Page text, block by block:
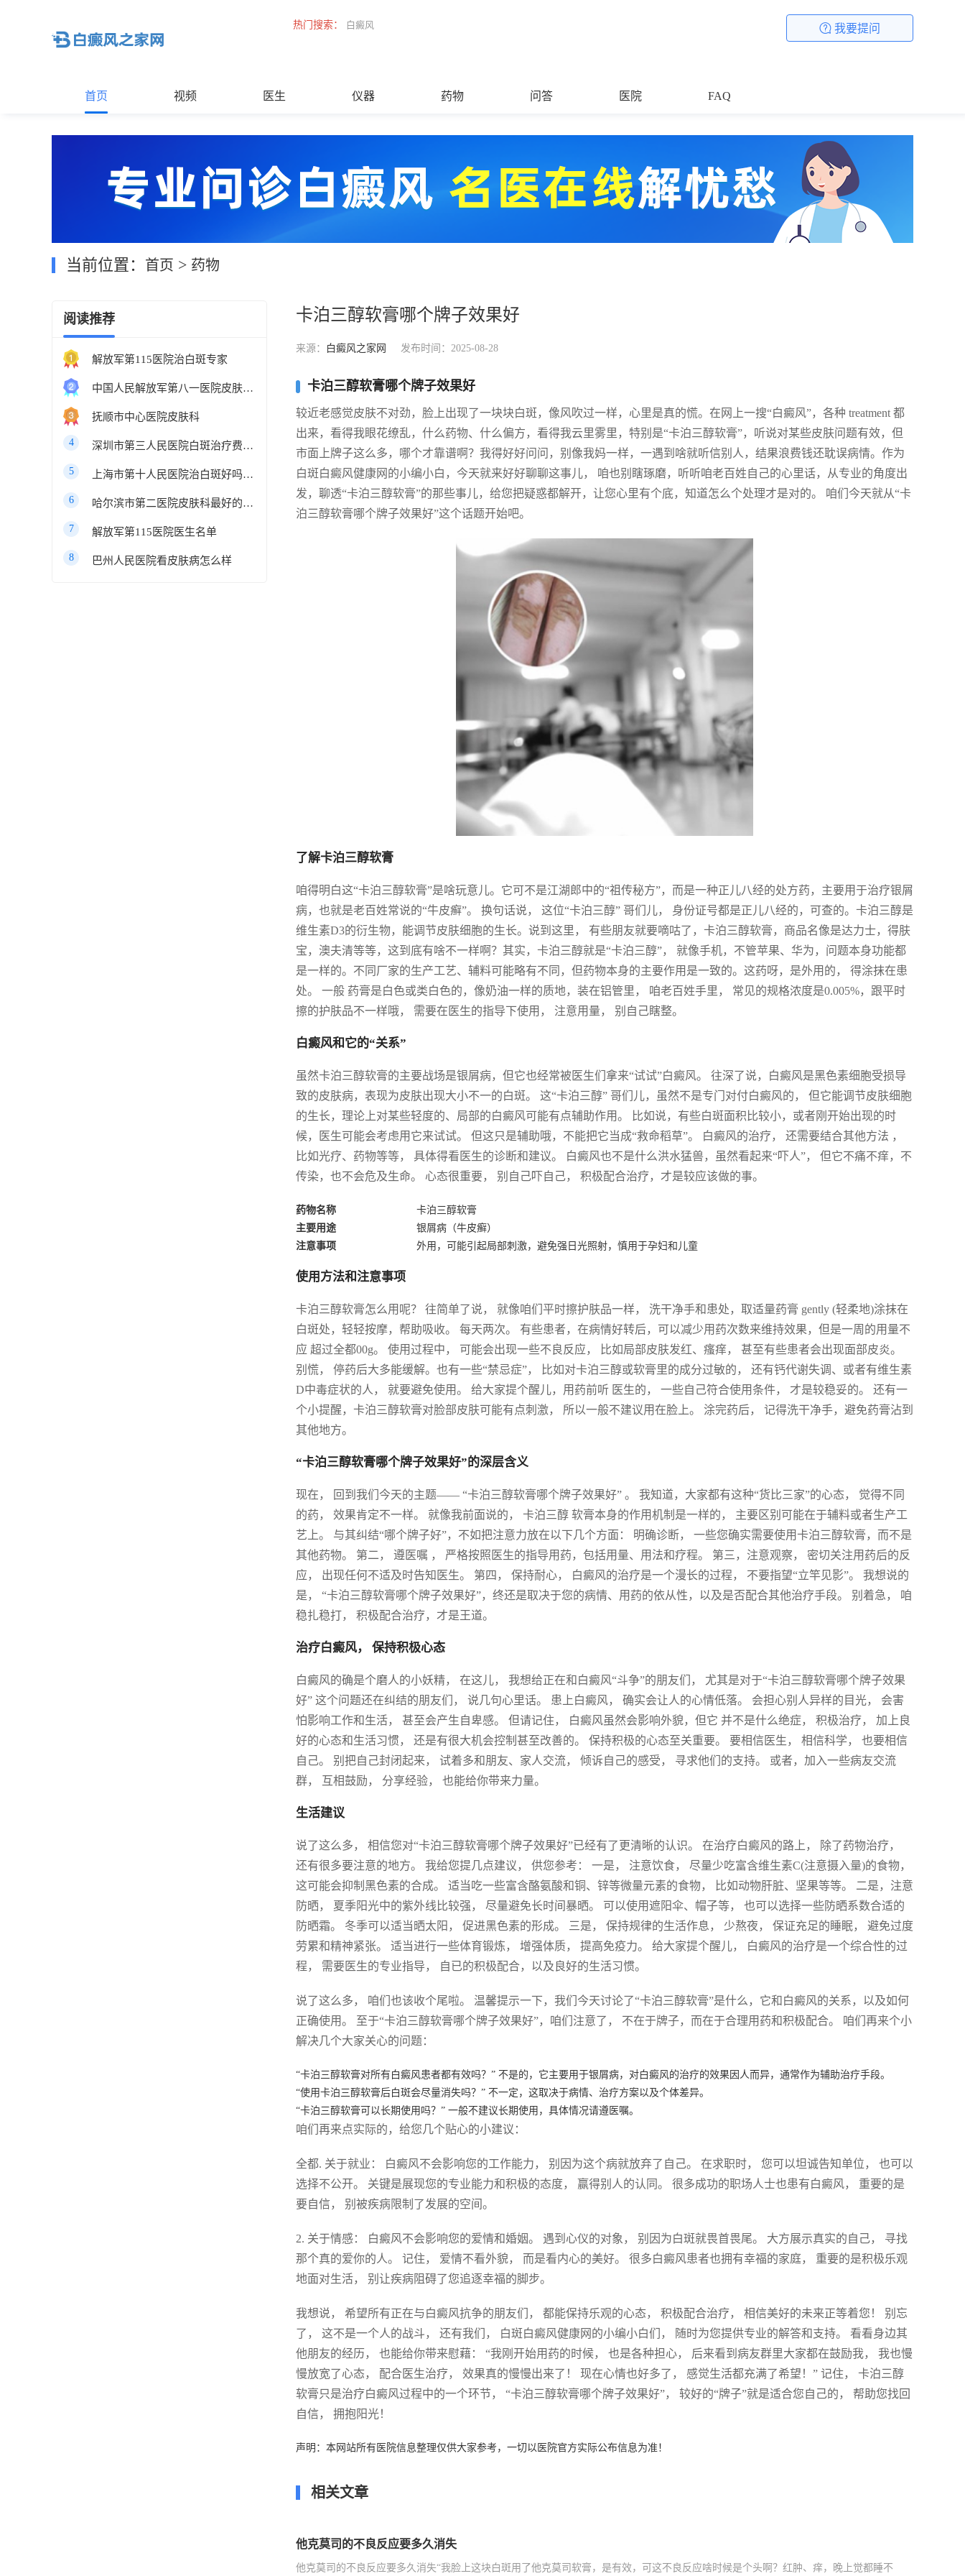
热门搜索： 白癜风 我要提问
首页 视频 医生 仪器 药物 问答 医院 FAQ
当前位置： 首页 > 药物
阅读推荐
解放军第115医院治白斑专家
中国人民解放军第八一医院皮肤科最好的医生
抚顺市中心医院皮肤科
4 深圳市第三人民医院白斑治疗费用多少
5 上海市第十人民医院治白斑好吗知乎
6 哈尔滨市第二医院皮肤科最好的医生
7 解放军第115医院医生名单
8 巴州人民医院看皮肤病怎么样
卡泊三醇软膏哪个牌子效果好
来源： 白癜风之家网 发布时间：2025-08-28
卡泊三醇软膏哪个牌子效果好
较近老感觉皮肤不对劲，脸上出现了一块块白斑，像风吹过一样，心里是真的慌。在网上一搜“白癜风”，各种 treatment 都
出来，看得我眼花缭乱，什么药物、什么偏方，看得我云里雾里，特别是“卡泊三醇软膏”，听说对某些皮肤问题有效，但
市面上牌子这么多，哪个才靠谱啊？我得好好问问，别像我妈一样，一遇到啥就听信别人，结果浪费钱还耽误病情。作为
白斑白癜风健康网的小编小白，今天就来好好聊聊这事儿， 咱也别瞎琢磨，听听咱老百姓自己的心里话，从专业的角度出
发，聊透“卡泊三醇软膏”的那些事儿，给您把疑惑都解开，让您心里有个底，知道怎么个处理才是对的。 咱们今天就从“卡
泊三醇软膏哪个牌子效果好”这个话题开始吧。
了解卡泊三醇软膏
咱得明白这“卡泊三醇软膏”是啥玩意儿。它可不是江湖郎中的“祖传秘方”，而是一种正儿八经的处方药，主要用于治疗银屑
病，也就是老百姓常说的“牛皮癣”。 换句话说， 这位“卡泊三醇” 哥们儿， 身份证号都是正儿八经的，可查的。卡泊三醇是
维生素D3的衍生物，能调节皮肤细胞的生长。说到这里， 有些朋友就要嘀咕了，卡泊三醇软膏，商品名像是达力士，得肤
宝，澳夫清等等，这到底有啥不一样啊？其实，卡泊三醇就是“卡泊三醇”， 就像手机，不管苹果、华为，问题本身功能都
是一样的。不同厂家的生产工艺、辅料可能略有不同，但药物本身的主要作用是一致的。这药呀，是外用的， 得涂抹在患
处。 一般 药膏是白色或类白色的，像奶油一样的质地，装在铝管里， 咱老百姓手里， 常见的规格浓度是0.005%，跟平时
擦的护肤品不一样哦， 需要在医生的指导下使用， 注意用量， 别自己瞎整。
白癜风和它的“关系”
虽然卡泊三醇软膏的主要战场是银屑病，但它也经常被医生们拿来“试试”白癜风。 往深了说，白癜风是黑色素细胞受损导
致的皮肤病，表现为皮肤出现大小不一的白斑。 这“卡泊三醇” 哥们儿，虽然不是专门对付白癜风的， 但它能调节皮肤细胞
的生长，理论上对某些轻度的、局部的白癜风可能有点辅助作用。 比如说，有些白斑面积比较小，或者刚开始出现的时
候，医生可能会考虑用它来试试。 但这只是辅助哦，不能把它当成“救命稻草”。 白癜风的治疗， 还需要结合其他方法 ，
比如光疗、药物等等， 具体得看医生的诊断和建议。 白癜风也不是什么洪水猛兽，虽然看起来“吓人”， 但它不痛不痒，不
传染，也不会危及生命。 心态很重要， 别自己吓自己， 积极配合治疗，才是较应该做的事。
药物名称
卡泊三醇软膏
主要用途
银屑病（牛皮癣）
注意事项
外用，可能引起局部刺激，避免强日光照射，慎用于孕妇和儿童
使用方法和注意事项
卡泊三醇软膏怎么用呢？ 往简单了说， 就像咱们平时擦护肤品一样， 洗干净手和患处，取适量药膏 gently (轻柔地)涂抹在
白斑处，轻轻按摩，帮助吸收。 每天两次。 有些患者，在病情好转后，可以减少用药次数来维持效果，但是一周的用量不
应 超过全都00g。 使用过程中， 可能会出现一些不良反应， 比如局部皮肤发红、瘙痒， 甚至有些患者会出现面部皮炎。
别慌， 停药后大多能缓解。也有一些“禁忌症”， 比如对卡泊三醇或软膏里的成分过敏的， 还有钙代谢失调、或者有维生素
D中毒症状的人， 就要避免使用。 给大家提个醒儿，用药前听 医生的， 一些自己符合使用条件， 才是较稳妥的。 还有一
个小提醒，卡泊三醇软膏对脸部皮肤可能有点刺激， 所以一般不建议用在脸上。 涂完药后， 记得洗干净手，避免药膏沾到
其他地方。
“卡泊三醇软膏哪个牌子效果好”的深层含义
现在， 回到我们今天的主题—— “卡泊三醇软膏哪个牌子效果好” 。 我知道，大家都有这种“货比三家”的心态， 觉得不同
的药， 效果肯定不一样。 就像我前面说的， 卡泊三醇 软膏本身的作用机制是一样的， 主要区别可能在于辅料或者生产工
艺上。 与其纠结“哪个牌子好”，不如把注意力放在以下几个方面： 明确诊断， 一些您确实需要使用卡泊三醇软膏，而不是
其他药物。 第二， 遵医嘱 ， 严格按照医生的指导用药，包括用量、用法和疗程。 第三，注意观察， 密切关注用药后的反
应， 出现任何不适及时告知医生。 第四， 保持耐心， 白癜风的治疗是一个漫长的过程， 不要指望“立竿见影”。 我想说的
是， “卡泊三醇软膏哪个牌子效果好”，终还是取决于您的病情、用药的依从性，以及是否配合其他治疗手段。 别着急， 咱
稳扎稳打， 积极配合治疗，才是王道。
治疗白癜风， 保持积极心态
白癜风的确是个磨人的小妖精， 在这儿， 我想给正在和白癜风“斗争”的朋友们， 尤其是对于“卡泊三醇软膏哪个牌子效果
好” 这个问题还在纠结的朋友们， 说几句心里话。 患上白癜风， 确实会让人的心情低落。 会担心别人异样的目光， 会害
怕影响工作和生活， 甚至会产生自卑感。 但请记住， 白癜风虽然会影响外貌，但它 并不是什么绝症， 积极治疗， 加上良
好的心态和生活习惯， 还是有很大机会控制甚至改善的。 保持积极的心态至关重要。 要相信医生， 相信科学， 也要相信
自己。 别把自己封闭起来， 试着多和朋友、家人交流， 倾诉自己的感受， 寻求他们的支持。 或者，加入一些病友交流
群， 互相鼓励， 分享经验， 也能给你带来力量。
生活建议
说了这么多， 相信您对“卡泊三醇软膏哪个牌子效果好”已经有了更清晰的认识。 在治疗白癜风的路上， 除了药物治疗，
还有很多要注意的地方。 我给您提几点建议， 供您参考： 一是， 注意饮食， 尽量少吃富含维生素C(注意摄入量)的食物，
这可能会抑制黑色素的合成。 适当吃一些富含酪氨酸和铜、锌等微量元素的食物， 比如动物肝脏、坚果等等。 二是，注意
防晒， 夏季阳光中的紫外线比较强， 尽量避免长时间暴晒。 可以使用遮阳伞、帽子等， 也可以选择一些防晒系数合适的
防晒霜。 冬季可以适当晒太阳， 促进黑色素的形成。 三是， 保持规律的生活作息， 少熬夜， 保证充足的睡眠， 避免过度
劳累和精神紧张。 适当进行一些体育锻炼， 增强体质， 提高免疫力。 给大家提个醒儿， 白癜风的治疗是一个综合性的过
程， 需要医生的专业指导， 自已的积极配合，以及良好的生活习惯。
说了这么多， 咱们也该收个尾啦。 温馨提示一下，我们今天讨论了“卡泊三醇软膏”是什么，它和白癜风的关系，以及如何
正确使用。 至于“卡泊三醇软膏哪个牌子效果好”，咱们注意了， 不在于牌子，而在于合理用药和积极配合。 咱们再来个小
解决几个大家关心的问题：
“卡泊三醇软膏对所有白癜风患者都有效吗？” 不是的，它主要用于银屑病，对白癜风的治疗的效果因人而异，通常作为辅助治疗手段。
“使用卡泊三醇软膏后白斑会尽量消失吗？” 不一定，这取决于病情、治疗方案以及个体差异。
“卡泊三醇软膏可以长期使用吗？” 一般不建议长期使用，具体情况请遵医嘱。
咱们再来点实际的，给您几个贴心的小建议：
全都. 关于就业： 白癜风不会影响您的工作能力， 别因为这个病就放弃了自己。 在求职时， 您可以坦诚告知单位， 也可以
选择不公开。 关键是展现您的专业能力和积极的态度， 赢得别人的认同。 很多成功的职场人士也患有白癜风， 重要的是
要自信， 别被疾病限制了发展的空间。
2. 关于情感： 白癜风不会影响您的爱情和婚姻。 遇到心仪的对象， 别因为白斑就畏首畏尾。 大方展示真实的自己， 寻找
那个真的爱你的人。 记住， 爱情不看外貌， 而是看内心的美好。 很多白癜风患者也拥有幸福的家庭， 重要的是积极乐观
地面对生活， 别让疾病阻碍了您追逐幸福的脚步。
我想说， 希望所有正在与白癜风抗争的朋友们， 都能保持乐观的心态， 积极配合治疗， 相信美好的未来正等着您！ 别忘
了， 这不是一个人的战斗， 还有我们， 白斑白癜风健康网的小编小白们， 随时为您提供专业的解答和支持。 看看身边其
他朋友的经历， 也能给你带来慰藉： “我刚开始用药的时候， 也是各种担心， 后来看到病友群里大家都在鼓励我， 我也慢
慢放宽了心态， 配合医生治疗， 效果真的慢慢出来了！ 现在心情也好多了， 感觉生活都充满了希望！” 记住， 卡泊三醇
软膏只是治疗白癜风过程中的一个环节， “卡泊三醇软膏哪个牌子效果好”， 较好的“牌子”就是适合您自己的， 帮助您找回
自信， 拥抱阳光！
声明：本网站所有医院信息整理仅供大家参考，一切以医院官方实际公布信息为准！
相关文章
他克莫司的不良反应要多久消失
他克莫司的不良反应要多久消失“我脸上这块白斑用了他克莫司软膏，是有效，可这不良反应啥时候是个头啊？红肿、痒，晚上觉都睡不